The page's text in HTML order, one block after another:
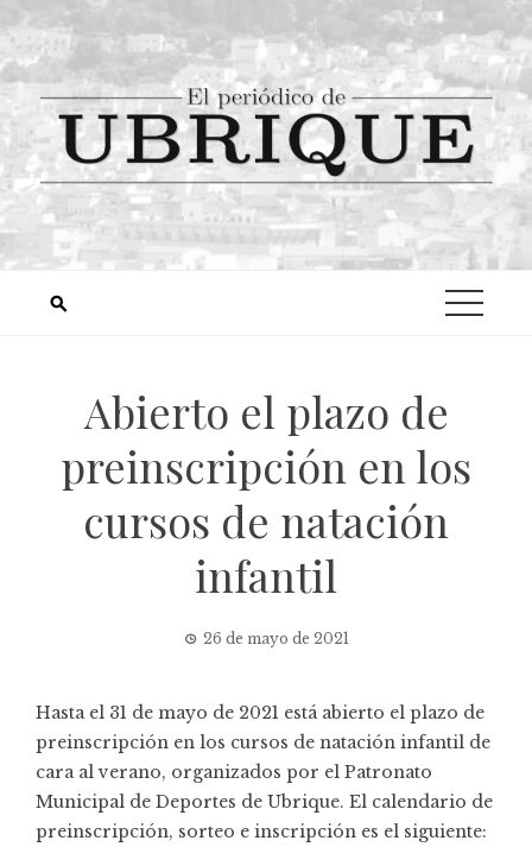
Abierto el plazo de
preinscripción en los
cursos de natación
infantil
26 de mayo de 2021
Hasta el 31 de mayo de 2021 está abierto el plazo de
preinscripción en los cursos de natación infantil de
cara al verano, organizados por el Patronato
Municipal de Deportes de Ubrique. El calendario de
preinscripción, sorteo e inscripción es el siguiente: